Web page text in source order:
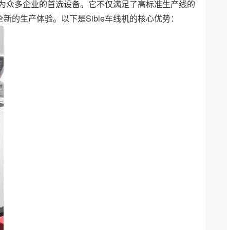
多企业的首选设备。它不仅满足了高标准生产线的
的生产体验。以下是Sible车线机的核心优势：